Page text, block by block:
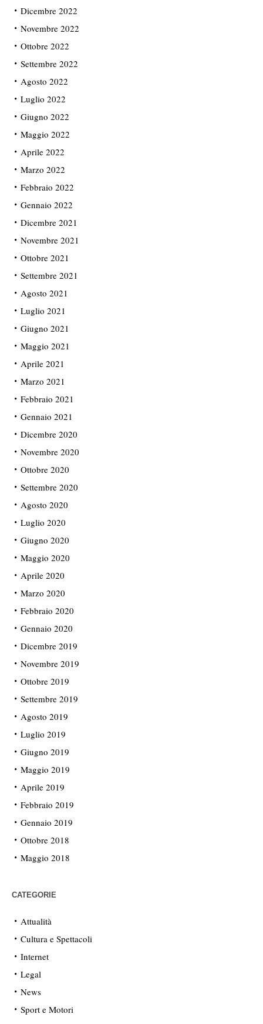
Dicembre 2022
Novembre 2022
Ottobre 2022
Settembre 2022
Agosto 2022
Luglio 2022
Giugno 2022
Maggio 2022
Aprile 2022
Marzo 2022
Febbraio 2022
Gennaio 2022
Dicembre 2021
Novembre 2021
Ottobre 2021
Settembre 2021
Agosto 2021
Luglio 2021
Giugno 2021
Maggio 2021
Aprile 2021
Marzo 2021
Febbraio 2021
Gennaio 2021
Dicembre 2020
Novembre 2020
Ottobre 2020
Settembre 2020
Agosto 2020
Luglio 2020
Giugno 2020
Maggio 2020
Aprile 2020
Marzo 2020
Febbraio 2020
Gennaio 2020
Dicembre 2019
Novembre 2019
Ottobre 2019
Settembre 2019
Agosto 2019
Luglio 2019
Giugno 2019
Maggio 2019
Aprile 2019
Febbraio 2019
Gennaio 2019
Ottobre 2018
Maggio 2018
CATEGORIE
Attualità
Cultura e Spettacoli
Internet
Legal
News
Sport e Motori